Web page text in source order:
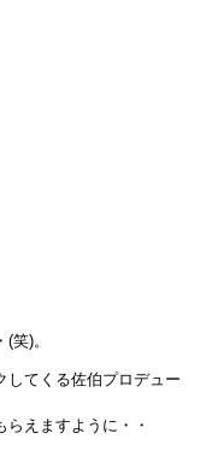
笑)。
してくる佐伯プロデュー
えますように・・